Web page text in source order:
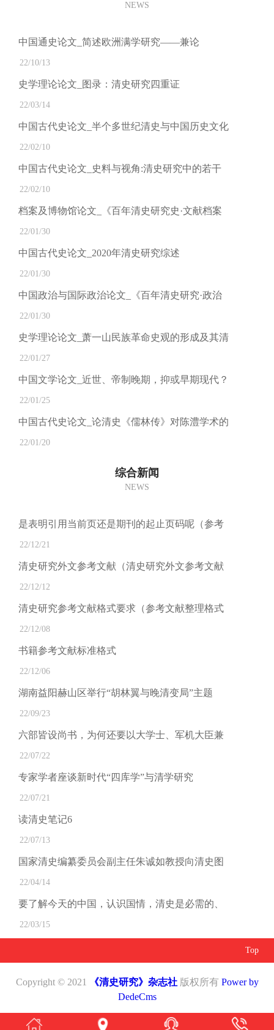
NEWS
中国通史论文_简述欧洲满学研究——兼论
22/10/13
史学理论论文_图录：清史研究四重证
22/03/14
中国古代史论文_半个多世纪清史与中国历史文化
22/02/10
中国古代史论文_史料与视角:清史研究中的若干
22/02/10
档案及博物馆论文_《百年清史研究史·文献档案
22/01/30
中国古代史论文_2020年清史研究综述
22/01/30
中国政治与国际政治论文_《百年清史研究·政治
22/01/30
史学理论论文_萧一山民族革命史观的形成及其清
22/01/27
中国文学论文_近世、帝制晚期，抑或早期现代？
22/01/25
中国古代史论文_论清史《儒林传》对陈澧学术的
22/01/20
综合新闻
NEWS
是表明引用当前页还是期刊的起止页码呢（参考
22/12/21
清史研究外文参考文献（清史研究外文参考文献
22/12/12
清史研究参考文献格式要求（参考文献整理格式
22/12/08
书籍参考文献标准格式
22/12/06
湖南益阳赫山区举行“胡林翼与晚清变局”主题
22/09/23
六部皆设尚书，为何还要以大学士、军机大臣兼
22/07/22
专家学者座谈新时代“四库学”与清学研究
22/07/21
读清史笔记6
22/07/13
国家清史编纂委员会副主任朱诚如教授向清史图
22/04/14
要了解今天的中国，认识国情，清史是必需的、
22/03/15
Top
Copyright © 2021 《清史研究》杂志社版权所有 Power by
DedeCms